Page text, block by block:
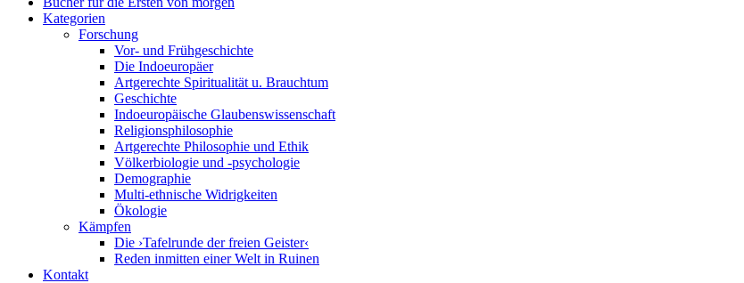
Kategorien
Forschung
Vor- und Frühgeschichte
Die Indoeuropäer
Artgerechte Spiritualität u. Brauchtum
Geschichte
Indoeuropäische Glaubenswissenschaft
Religionsphilosophie
Artgerechte Philosophie und Ethik
Völkerbiologie und -psychologie
Demographie
Multi-ethnische Widrigkeiten
Ökologie
Kämpfen
Die ›Tafelrunde der freien Geister‹
Reden inmitten einer Welt in Ruinen
Kontakt